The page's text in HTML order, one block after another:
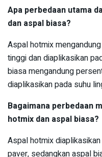
Apa perbedaan utama
dan aspal biasa?
Aspal hotmix
tinggi dan diaplikasikan
biasa mengandung
diaplikasikan pada suhu
Bagaimana perbedaan
hotmix dan aspal biasa?
Aspal hotmix
paver, sedangkan aspal